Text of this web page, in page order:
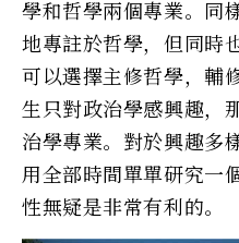
學和哲學兩個專業。同
地專註於哲學，但同時
可以選擇主修哲學，輔
生只對政治學感興趣，
治學專業。對於興趣多
用全部時間單單研究一
性無疑是非常有利的。